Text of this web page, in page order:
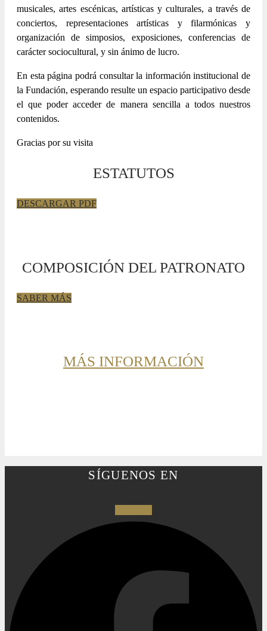
musicales, artes escénicas, artísticas y culturales, a través de
conciertos, representaciones artísticas y filarmónicas y
organización de simposios, exposiciones, conferencias de
carácter sociocultural, y sin ánimo de lucro.
En esta página podrá consultar la información institucional de
la Fundación, esperando resulte un espacio participativo desde
el que poder acceder de manera sencilla a todos nuestros
contenidos.
Gracias por su visita
ESTATUTOS
DESCARGAR PDF
COMPOSICIÓN DEL PATRONATO
SABER MÁS
MÁS INFORMACIÓN
SÍGUENOS EN